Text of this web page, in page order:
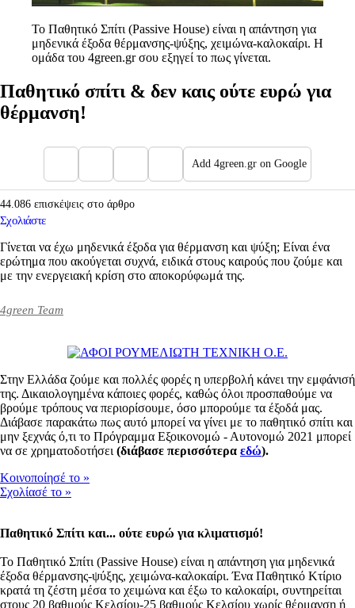
Το Παθητικό Σπίτι (Passive House) είναι η απάντηση για
μηδενικά έξοδα θέρμανσης-ψύξης, χειμώνα-καλοκαίρι. Η
ομάδα του 4green.gr σου εξηγεί το πως γίνεται.
Παθητικό σπίτι & δεν καις ούτε ευρώ για
θέρμανση!
Add 4green.gr on Google
44.086 επισκέψεις στο άρθρο
Σχολιάστε
Γίνεται να έχω μηδενικά έξοδα για θέρμανση και ψύξη; Είναι ένα
ερώτημα που ακούγεται συχνά, ειδικά στους καιρούς που ζούμε και
με την ενεργειακή κρίση στο αποκορύφωμά της.
4green Team
Στην Ελλάδα ζούμε και πολλές φορές η υπερβολή κάνει την εμφάνισή
της. Δικαιολογημένα κάποιες φορές, καθώς όλοι προσπαθούμε να
βρούμε τρόπους να περιορίσουμε, όσο μπορούμε τα έξοδά μας.
Διάβασε παρακάτω πως αυτό μπορεί να γίνει με το παθητικό σπίτι και
μην ξεχνάς ό,τι το Πρόγραμμα Εξοικονομώ - Αυτονομώ 2021 μπορεί
να σε χρηματοδοτήσει(διάβασε περισσότερα εδώ).
Κοινοποίησέ το »
Σχολίασέ το »
Παθητικό Σπίτι και... ούτε ευρώ για κλιματισμό!
Το Παθητικό Σπίτι (Passive House) είναι η απάντηση για μηδενικά
έξοδα θέρμανσης-ψύξης, χειμώνα-καλοκαίρι. Ένα Παθητικό Κτίριο
κρατά τη ζέστη μέσα το χειμώνα και έξω το καλοκαίρι, συντηρείται
στους 20 βαθμούς Κελσίου-25 βαθμούς Κελσίου χωρίς θέρμανση ή